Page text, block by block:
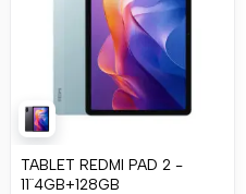
TABLET REDMI PAD 2 -
11¨4GB+128GB